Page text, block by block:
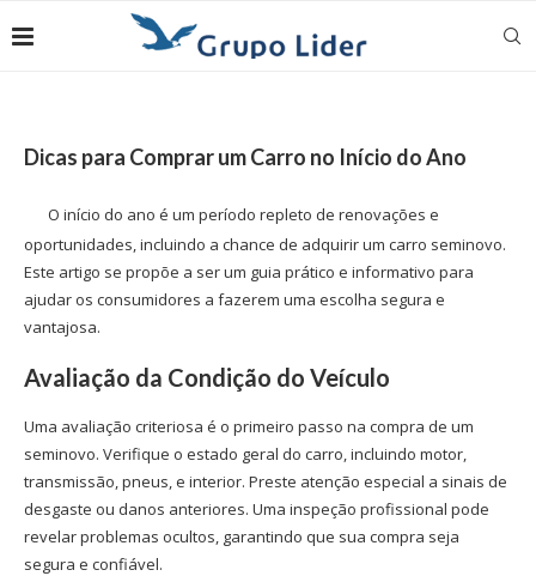
Dicas para Comprar um Carro no Início do Ano
O início do ano é um período repleto de renovações e
oportunidades, incluindo a chance de adquirir um carro seminovo.
Este artigo se propõe a ser um guia prático e informativo para
ajudar os consumidores a fazerem uma escolha segura e
vantajosa.
Avaliação da Condição do Veículo
Uma avaliação criteriosa é o primeiro passo na compra de um
seminovo. Verifique o estado geral do carro, incluindo motor,
transmissão, pneus, e interior. Preste atenção especial a sinais de
desgaste ou danos anteriores. Uma inspeção profissional pode
revelar problemas ocultos, garantindo que sua compra seja
segura e confiável.